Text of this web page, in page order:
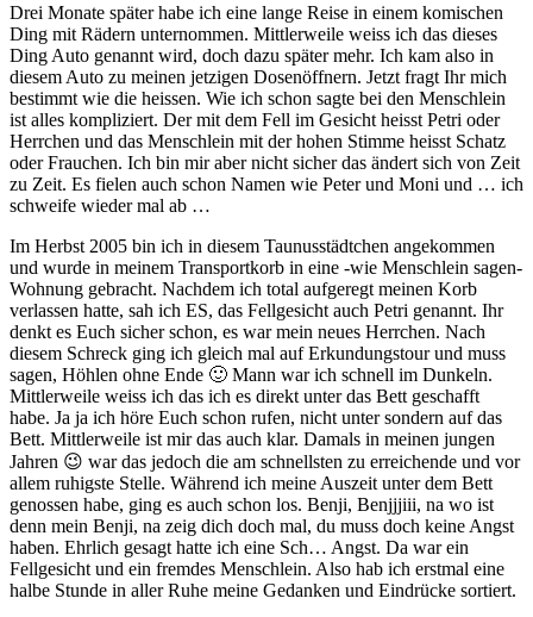
Drei Monate später habe ich eine lange Reise in einem komischen
Ding mit Rädern unternommen. Mittlerweile weiss ich das dieses
Ding Auto genannt wird, doch dazu später mehr. Ich kam also in
diesem Auto zu meinen jetzigen Dosenöffnern. Jetzt fragt Ihr mich
bestimmt wie die heissen. Wie ich schon sagte bei den Menschlein
ist alles kompliziert. Der mit dem Fell im Gesicht heisst Petri oder
Herrchen und das Menschlein mit der hohen Stimme heisst Schatz
oder Frauchen. Ich bin mir aber nicht sicher das ändert sich von Zeit
zu Zeit. Es fielen auch schon Namen wie Peter und Moni und … ich
schweife wieder mal ab …
Im Herbst 2005 bin ich in diesem Taunusstädtchen angekommen
und wurde in meinem Transportkorb in eine -wie Menschlein sagen-
Wohnung gebracht. Nachdem ich total aufgeregt meinen Korb
verlassen hatte, sah ich ES, das Fellgesicht auch Petri genannt. Ihr
denkt es Euch sicher schon, es war mein neues Herrchen. Nach
diesem Schreck ging ich gleich mal auf Erkundungstour und muss
sagen, Höhlen ohne Ende 🙂 Mann war ich schnell im Dunkeln.
Mittlerweile weiss ich das ich es direkt unter das Bett geschafft
habe. Ja ja ich höre Euch schon rufen, nicht unter sondern auf das
Bett. Mittlerweile ist mir das auch klar. Damals in meinen jungen
Jahren 😉 war das jedoch die am schnellsten zu erreichende und vor
allem ruhigste Stelle. Während ich meine Auszeit unter dem Bett
genossen habe, ging es auch schon los. Benji, Benjjjiii, na wo ist
denn mein Benji, na zeig dich doch mal, du muss doch keine Angst
haben. Ehrlich gesagt hatte ich eine Sch… Angst. Da war ein
Fellgesicht und ein fremdes Menschlein. Also hab ich erstmal eine
halbe Stunde in aller Ruhe meine Gedanken und Eindrücke sortiert.